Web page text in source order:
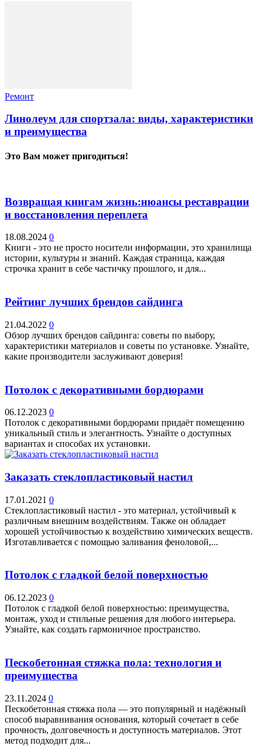
Ремонт
Линолеум для спортзала: виды, характеристики
и преимущества
Это Вам может пригодиться!
Возвращая книгам жизнь:нюансы реставрации
и восстановления переплета
18.08.2024 0
Книги - это не просто носители информации, это хранилища
истории, культуры и знаний. Каждая страница, каждая
строчка хранит в себе частичку прошлого, и для...
Рейтинг лучших брендов сайдинга
21.04.2022 0
Обзор лучших брендов сайдинга: советы по выбору,
характеристики материалов и советы по установке. Узнайте,
какие производители заслуживают доверия!
Потолок с декоративными бордюрами
06.12.2023 0
Потолок с декоративными бордюрами придаёт помещению
уникальный стиль и элегантность. Узнайте о доступных
вариантах и способах их установки.
Заказать стеклопластиковый настил
17.01.2021 0
Стеклопластиковый настил - это материал, устойчивый к
различным внешним воздействиям. Также он обладает
хорошей устойчивостью к воздействию химических веществ.
Изготавливается с помощью заливания феноловой,...
Потолок с гладкой белой поверхностью
06.12.2023 0
Потолок с гладкой белой поверхностью: преимущества,
монтаж, уход и стильные решения для любого интерьера.
Узнайте, как создать гармоничное пространство.
Пескобетонная стяжка пола: технология и
преимущества
23.11.2024 0
Пескобетонная стяжка пола — это популярный и надёжный
способ выравнивания основания, который сочетает в себе
прочность, долговечность и доступность материалов. Этот
метод подходит для...